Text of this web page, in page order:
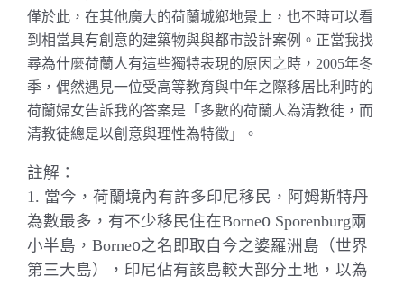
僅於此，在其他廣大的荷蘭城鄉地景上，也不時可以看
到相當具有創意的建築物與與都市設計案例。正當我找
尋為什麼荷蘭人有這些獨特表現的原因之時， 2005年冬
季，偶然遇見一位受高等教育與中年之際移居比利時的
荷蘭婦女告訴我的答案是「多數的荷蘭人為清教徒，而
清教徒總是以創意與理性為特徵」。
註解：
1. 當今，荷蘭境內有許多印尼移民，阿姆斯特丹
為數最多，有不少移民住在Borneo Sporenburg兩
小半島， Borneo之名即取自今之婆羅洲島（世界
第三大島），印尼佔有該島較大部分土地，以為